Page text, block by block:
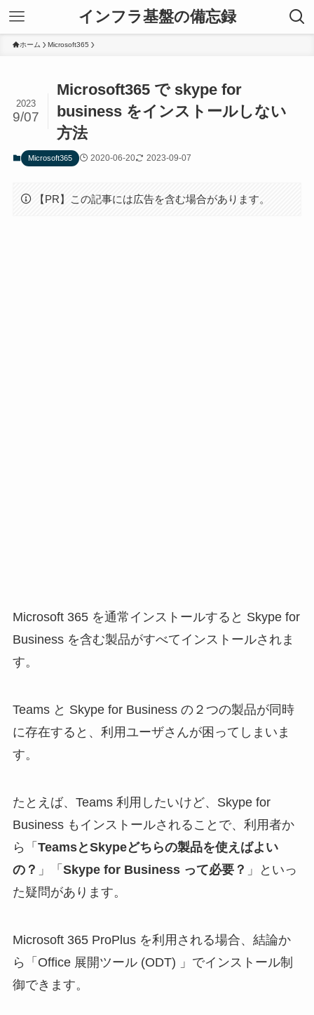
インフラ基盤の備忘録
ホーム Microsoft365
Microsoft365 で skype for
business をインストールしない
方法
2023
9/07
Microsoft365 2020-06-20 2023-09-07
【PR】この記事には広告を含む場合があります。
Microsoft 365 を通常インストールすると Skype for
Business を含む製品がすべてインストールされま
す。
Teams と Skype for Business の２つの製品が同時
に存在すると、利用ユーザさんが困ってしまいま
す。
たとえば、Teams 利用したいけど、Skype for
Business もインストールされることで、利用者か
ら「 TeamsとSkypeどちらの製品を使えばよい
の？ 」「 Skype for Business って必要？ 」といっ
た疑問があります。
Microsoft 365 ProPlus を利用される場合、結論か
ら「Office 展開ツール (ODT) 」でインストール制
御できます。